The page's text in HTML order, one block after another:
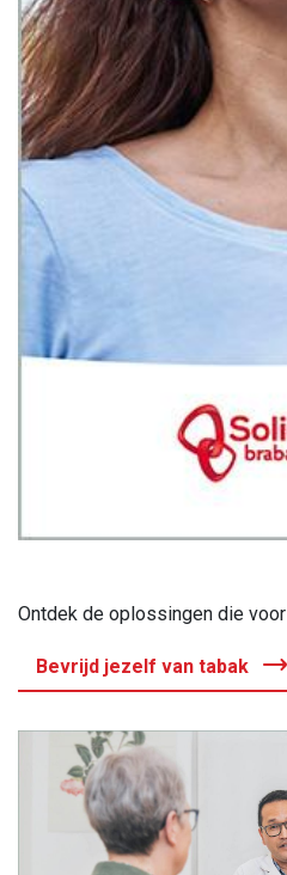
Ontdek de oplossingen die
Bevrijd jezelf van tabak